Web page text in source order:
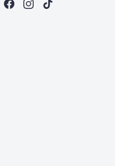
FacebookInstagram